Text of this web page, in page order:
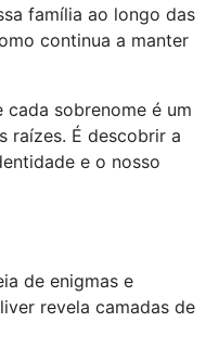
família ao longo das
continua a manter
sobrenome é um
raízes. É descobrir a
e o nosso
de enigmas e
revela camadas de